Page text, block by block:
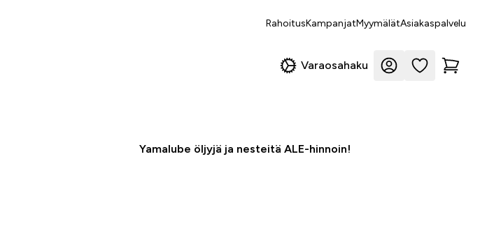
RahoitusKampanjatMyymälätAsiakaspalvelu
Varaosahaku
Yamalube öljyjä ja nesteitä ALE-hinnoin!